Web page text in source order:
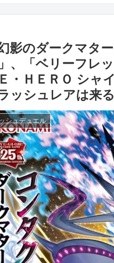
幻影のダークマタ
、「ベリーフレ
Ｅ・ＨＥＲＯ シ
ッシュレアは来
シュデュエル